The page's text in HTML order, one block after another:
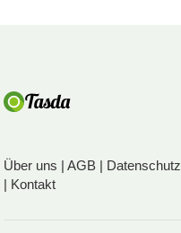
Über uns |AGB | Datenschutz
| Kontakt